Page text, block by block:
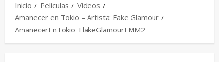
Inicio Películas
Videos
Amanecer en Tokio – Artista: Fake Glamour
AmanecerEnTokio_FlakeGlamourFMM2